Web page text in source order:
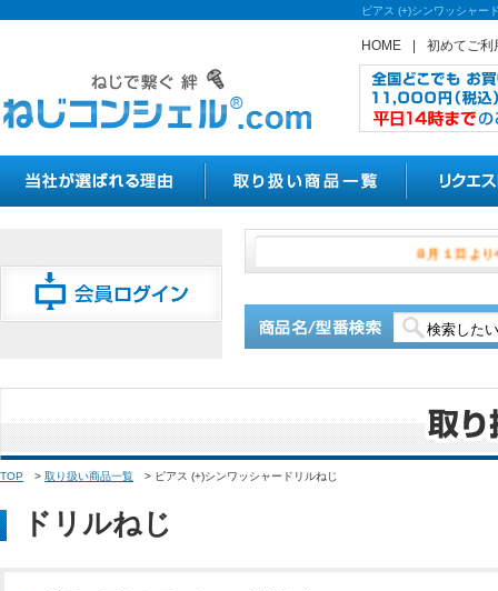
ピアス (+)シンワッシャー
HOME 初めてご利
８月
TOP > 取り扱い商品一覧 > ピアス (+)シンワッシャードリルねじ
ドリルねじ